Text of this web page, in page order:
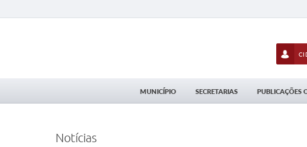
MUNICÍPIO SECRETARIAS PUBLICAÇÕES
Notícias